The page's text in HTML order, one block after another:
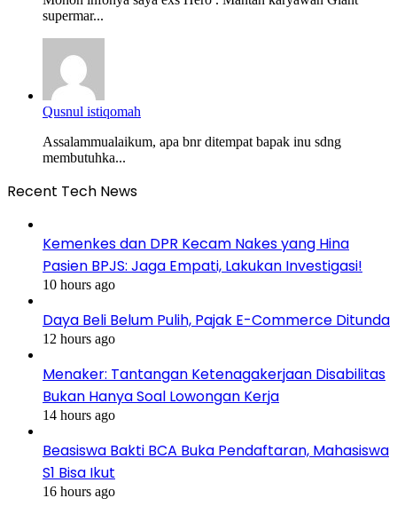
supermar...
Qusnul istiqomah
Assalammualaikum, apa bnr ditempat bapak inu sdng
membutuhka...
Recent Tech News
Kemenkes dan DPR Kecam Nakes yang Hina
Pasien BPJS: Jaga Empati, Lakukan Investigasi!
10 hours ago
Daya Beli Belum Pulih, Pajak E-Commerce Ditunda
12 hours ago
Menaker: Tantangan Ketenagakerjaan Disabilitas
Bukan Hanya Soal Lowongan Kerja
14 hours ago
Beasiswa Bakti BCA Buka Pendaftaran, Mahasiswa
S1 Bisa Ikut
16 hours ago